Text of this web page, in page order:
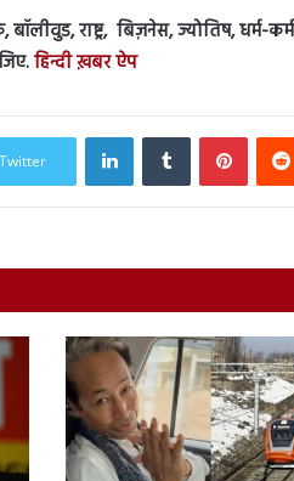
बॉलीवुड, राष्ट्र, बिज़नेस, ज्योतिष,
हिन्दी ख़बर ऐप
Twitter
LinkedInTumblr